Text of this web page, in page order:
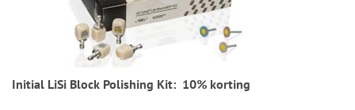
Initial LiSi Block Polishing Kit: 10% korting